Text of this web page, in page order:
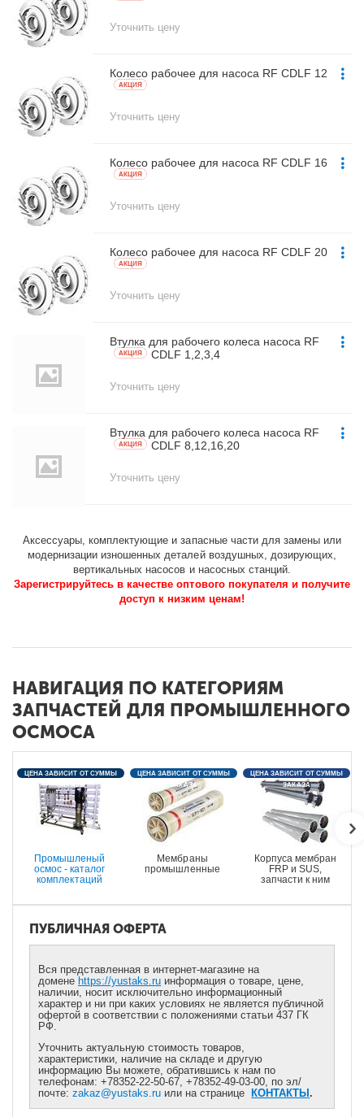
Аксессуары, комплектующие и запасные части для замены или
модернизации изношенных деталей воздушных, дозирующих,
вертикальных насосов и насосных станций.
Зарегистрируйтесь в качестве оптового покупателя и получите
доступ к низким ценам!
Уточнить цену
Колесо рабочее для насоса RF CDLF 12
AКЦИЯ
Уточнить цену
Колесо рабочее для насоса RF CDLF 16
AКЦИЯ
Уточнить цену
Колесо рабочее для насоса RF CDLF 20
AКЦИЯ
Уточнить цену
Втулка для рабочего колеса насоса RF
CDLF 1,2,3,4
AКЦИЯ
Уточнить цену
Втулка для рабочего колеса насоса RF
CDLF 8,12,16,20
AКЦИЯ
Уточнить цену
НАВИГАЦИЯ ПО КАТЕГОРИЯМ
ЗАПЧАСТЕЙ ДЛЯ ПРОМЫШЛЕННОГО
ОСМОСА
Промышленый
осмос - каталог
комплектаций
ЦЕНА ЗАВИСИТ ОТ СУММЫ
ЗАКАЗА
Мембраны
промышленные
ЦЕНА ЗАВИСИТ ОТ СУММЫ
ЗАКАЗА
Корпуса мембран
FRP и SUS,
запчасти к ним
ЦЕНА ЗАВИСИТ ОТ СУММЫ
ЗАКАЗА
ПУБЛИЧНАЯ ОФЕРТА
Вся представленная в интернет-магазине на
домене https://yustaks.ru информация о товаре, цене,
наличии, носит исключительно информационный
характер и ни при каких условиях не является публичной
офертой в соответствии с положениями статьи 437 ГК
РФ.
Уточнить актуальную стоимость товаров,
характеристики, наличие на складе и другую
информацию Вы можете, обратившись к нам по
телефонам: +78352-22-50-67, +78352-49-03-00, по эл/
почте:zakaz@yustaks.ru или на странице КОНТАКТЫ.